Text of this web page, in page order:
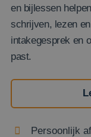
en bijlessen
schrijven, lezen
intakegesprek en
past.
Persoonlijk